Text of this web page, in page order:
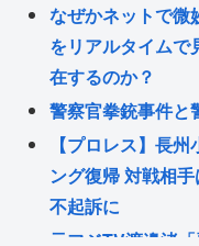
なぜかネットで微
をリアルタイムで
在するのか？
警察官拳銃事件と
【プロレス】長
ング復帰 対戦相
不起訴に
元フジTV渡邉渚